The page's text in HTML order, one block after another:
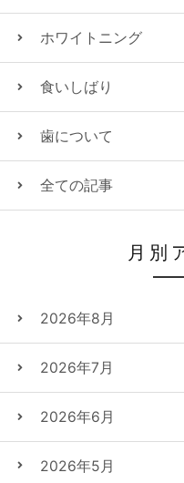
ホワイトニング
食いしばり
歯について
全ての記事
月別
2026年8月
2026年7月
2026年6月
2026年5月